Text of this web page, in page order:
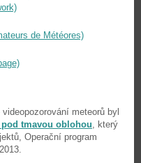
de Météores)
meteorů byl
tmavou oblohou, který
Operační program